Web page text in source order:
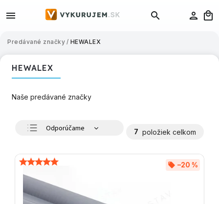
Predávané značky / HEWALEX
HEWALEX
Naše predávané značky
Odporúčame
Najdrahšie
Abecedne
7 položiek celkom
–20 %